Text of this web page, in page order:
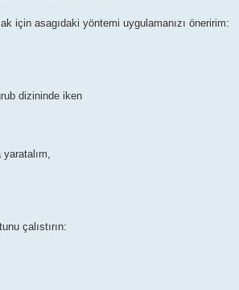
için asagıdaki yöntemi uygulamanızı öneririm:
dizininde iken
çalıstırın: